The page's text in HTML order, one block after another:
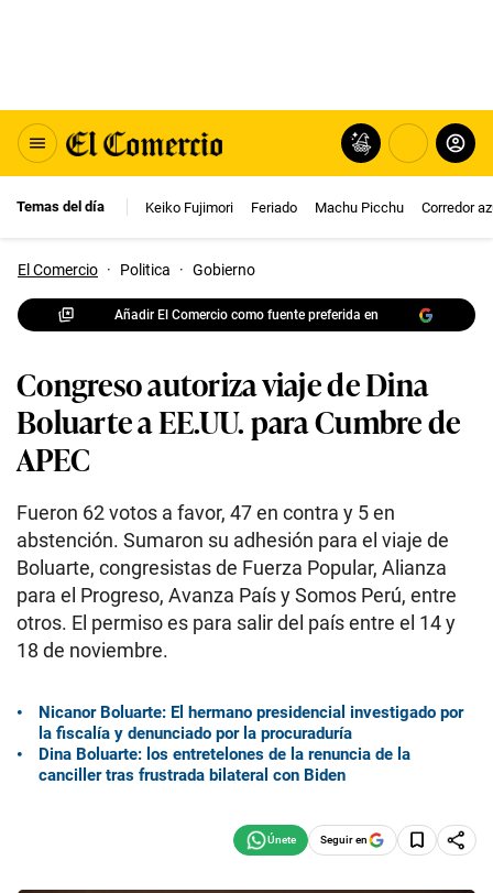
Temas del día Keiko Fujimori Feriado Machu Picchu Corredor
El Comercio · Politica · Gobierno
Añadir El Comercio como fuente preferida en
Congreso autoriza viaje de Dina
Boluarte a EE.UU. para Cumbre de
APEC
Fueron 62 votos a favor, 47 en contra y 5 en
abstención. Sumaron su adhesión para el viaje de
Boluarte, congresistas de Fuerza Popular, Alianza
para el Progreso, Avanza País y Somos Perú, entre
otros. El permiso es para salir del país entre el 14 y
18 de noviembre.
Nicanor Boluarte: El hermano presidencial investigado por
la fiscalía y denunciado por la procuraduría
Dina Boluarte: los entretelones de la renuncia de la
canciller tras frustrada bilateral con Biden
Seguir en